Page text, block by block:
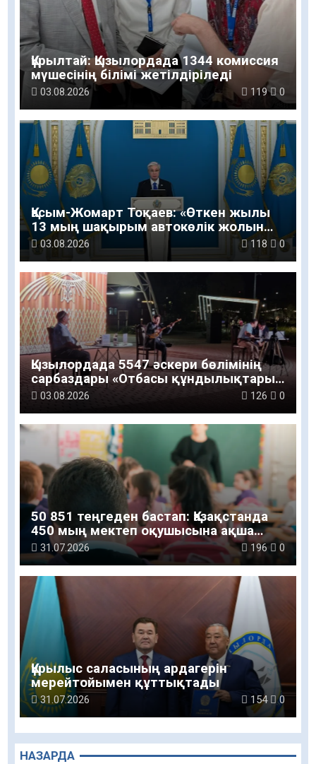
НАЗАРДА
Құрылтай: Қызылордада 1344 комиссия
мүшесінің білімі жетілдіріледі
03.08.2026 119 0
Қасым-Жомарт Тоқаев: «Өткен жылы
13 мың шақырым автокөлік жолын
салу және жөндеу жұмысы
03.08.2026 118 0
Қызылордада 5547 әскери бөлімінің
сарбаздары «Отбасы құндылықтары
– ұлт болашағы» атты рухани-мәдени
03.08.2026 126 0
50 851 теңгеден бастап: Қазақстанда
450 мың мектеп оқушысына ақша
беріледі
31.07.2026 196 0
Құрылыс саласының ардагерін
мерейтойымен құттықтады
31.07.2026 154 0